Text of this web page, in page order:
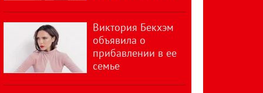
Виктория Бекхэм
объявила о
прибавлении в ее
семье